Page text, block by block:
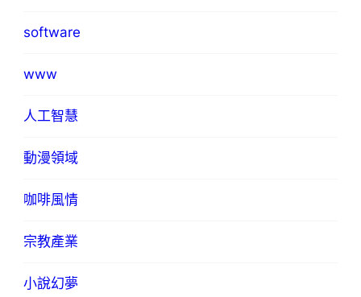
software
www
人工智慧
動漫領域
咖啡風情
宗教產業
小說幻夢